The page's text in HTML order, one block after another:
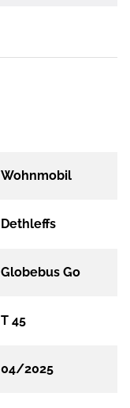
Wohnmobil
Dethleffs
Globebus Go
T 45
04/2025